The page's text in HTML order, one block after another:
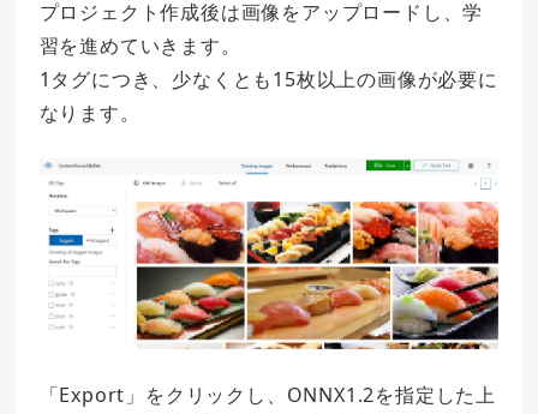
プロジェクト作成後は画像をアップロードし、学
習を進めていきます。
1タグにつき、少なくとも15枚以上の画像が必要に
なります。
「Export」をクリックし、ONNX1.2を指定した上